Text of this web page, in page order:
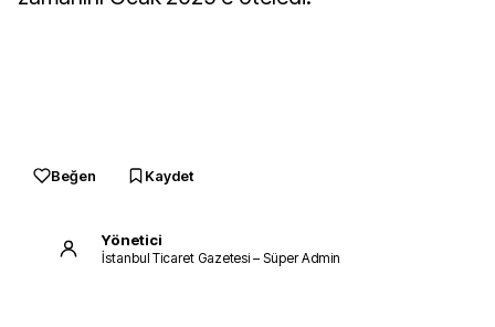
Beğen Kaydet
Yönetici
İstanbul Ticaret Gazetesi – Süper Admin